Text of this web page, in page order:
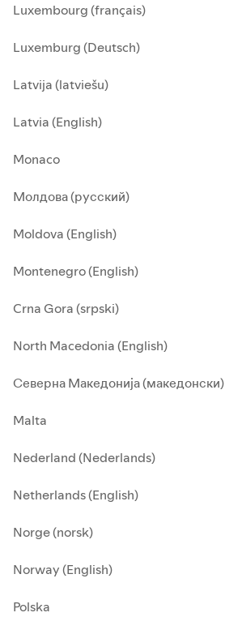
Luxembourg (français)
Luxemburg (Deutsch)
Latvija (latviešu)
Latvia (English)
Monaco
Молдова (русский)
Moldova (English)
Montenegro (English)
Crna Gora (srpski)
North Macedonia (English)
Северна Македонија (македонски)
Malta
Nederland (Nederlands)
Netherlands (English)
Norge (norsk)
Norway (English)
Polska